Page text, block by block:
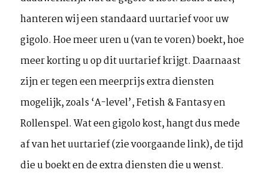
hanteren wij een standaard uurtarief voor uw
gigolo. Hoe meer uren u (van te voren) boekt, hoe
meer korting u op dit uurtarief krijgt. Daarnaast
zijn er tegen een meerprijs extra diensten
mogelijk, zoals ‘A-level’, Fetish & Fantasy en
Rollenspel. Wat een gigolo kost, hangt dus mede
af van het uurtarief (zie voorgaande link), de tijd
die u boekt en de extra diensten die u wenst.